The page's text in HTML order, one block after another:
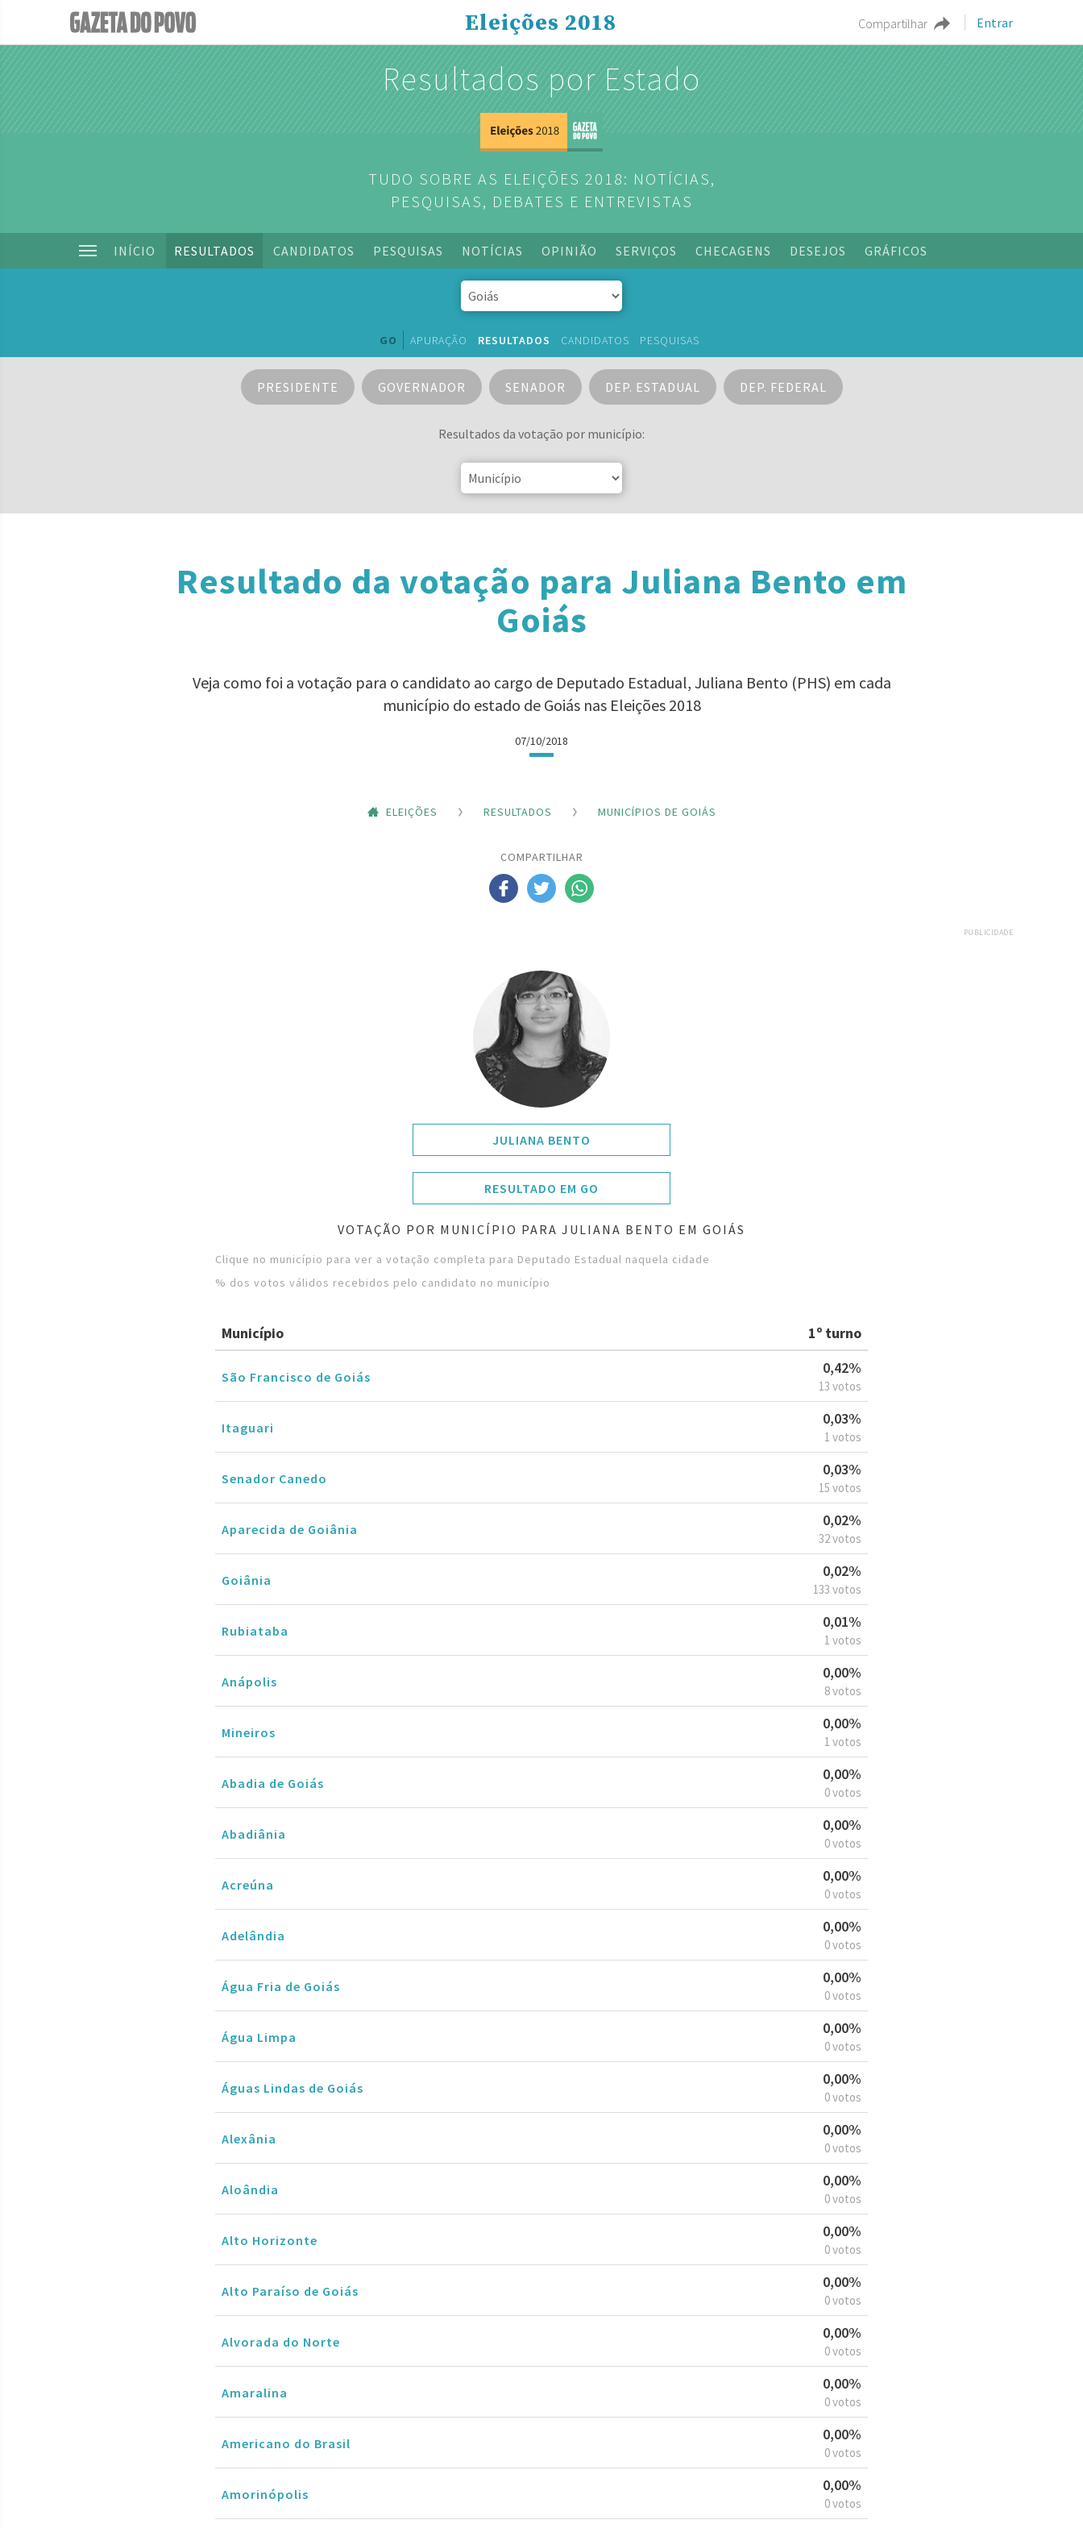
Compartilhar Entrar
Eleições 2018
Resultados por Estado
TUDO SOBRE AS ELEIÇÕES 2018: NOTÍCIAS,
PESQUISAS, DEBATES E ENTREVISTAS
INÍCIO RESULTADOS CANDIDATOS PESQUISAS NOTÍCIAS OPINIÃO SERVIÇOS CHECAGENS DESEJOS GRÁFICOS
GO APURAÇÃO RESULTADOS CANDIDATOS PESQUISAS
PRESIDENTE GOVERNADOR SENADOR DEP. ESTADUAL DEP. FEDERAL
Resultados da votação por município:
Resultado da votação para Juliana Bento em
Goiás
Veja como foi a votação para o candidato ao cargo de Deputado Estadual, Juliana Bento (PHS) em cada
município do estado de Goiás nas Eleições 2018
07/10/2018
ELEIÇÕES RESULTADOS MUNICÍPIOS DE GOIÁS
COMPARTILHAR
PUBLICIDADE
JULIANA BENTO
RESULTADO EM GO
VOTAÇÃO POR MUNICÍPIO PARA JULIANA BENTO EM GOIÁS
Clique no município para ver a votação completa para Deputado Estadual naquela cidade
% dos votos válidos recebidos pelo candidato no município
Município 1º turno
São Francisco de Goiás
0,42%
13 votos
Itaguari
0,03%
1 votos
Senador Canedo
0,03%
15 votos
Aparecida de Goiânia
0,02%
32 votos
Goiânia
0,02%
133 votos
Rubiataba
0,01%
1 votos
Anápolis
0,00%
8 votos
Mineiros
0,00%
1 votos
Abadia de Goiás
0,00%
0 votos
Abadiânia
0,00%
0 votos
Acreúna
0,00%
0 votos
Adelândia
0,00%
0 votos
Água Fria de Goiás
0,00%
0 votos
Água Limpa
0,00%
0 votos
Águas Lindas de Goiás
0,00%
0 votos
Alexânia
0,00%
0 votos
Aloândia
0,00%
0 votos
Alto Horizonte
0,00%
0 votos
Alto Paraíso de Goiás
0,00%
0 votos
Alvorada do Norte
0,00%
0 votos
Amaralina
0,00%
0 votos
Americano do Brasil
0,00%
0 votos
Amorinópolis
0,00%
0 votos